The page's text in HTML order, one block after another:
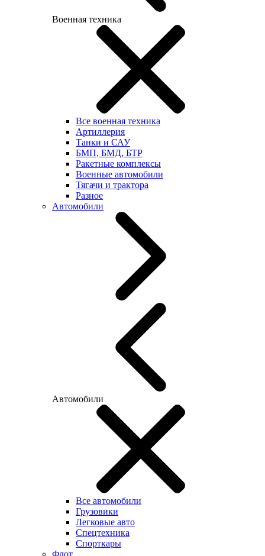
Военная техника
Все военная техника
Артиллерия
Танки и САУ
БМП, БМД, БТР
Ракетные комплексы
Военные автомобили
Тягачи и трактора
Разное
Автомобили
Автомобили
Все автомобили
Грузовики
Легковые авто
Спецтехника
Спорткары
Флот